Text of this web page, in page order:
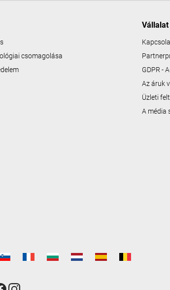
csomagolása
Vállalat
GDPR -
Az áruk
Üzleti
A média